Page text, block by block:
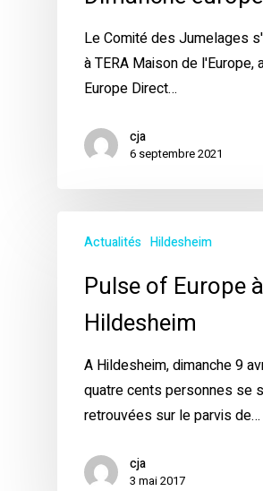
Le Comité des Jumelages
à TERA Maison de l'Europe,
Europe Direct…
cja
6 septembre 2021
Actualités Hildesheim
Pulse of Europe à
Hildesheim
A Hildesheim, dimanche 9
quatre cents personnes se
retrouvées sur le parvis de…
cja
3 mai 2017